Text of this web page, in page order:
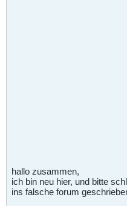
hallo zusammen,
ich bin neu hier, und bitte
ins falsche forum